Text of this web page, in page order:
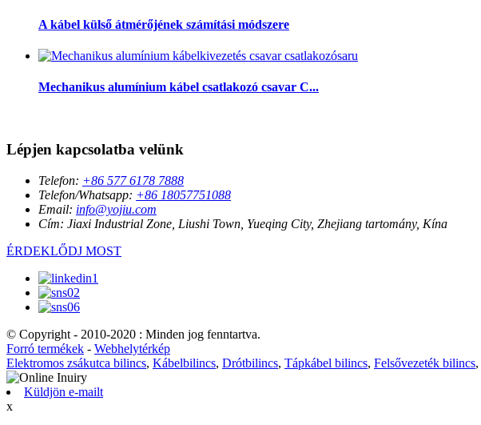
A kábel külső átmérőjének számítási módszere
Mechanikus alumínium kábel csatlakozó csavar C...
Lépjen kapcsolatba velünk
Telefon: +86 577 6178 7888
Telefon/Whatsapp: +86 18057751088
Email: info@yojiu.com
Cím: Jiaxi Industrial Zone, Liushi Town, Yueqing City, Zhejiang tartomány, Kína
ÉRDEKLŐDJ MOST
© Copyright - 2010-2020 : Minden jog fenntartva.
Forró termékek - Webhelytérkép
Elektromos zsákutca bilincs, Kábelbilincs, Drótbilincs, Tápkábel bilincs, Felsővezeték bilincs,
Küldjön e-mailt
x